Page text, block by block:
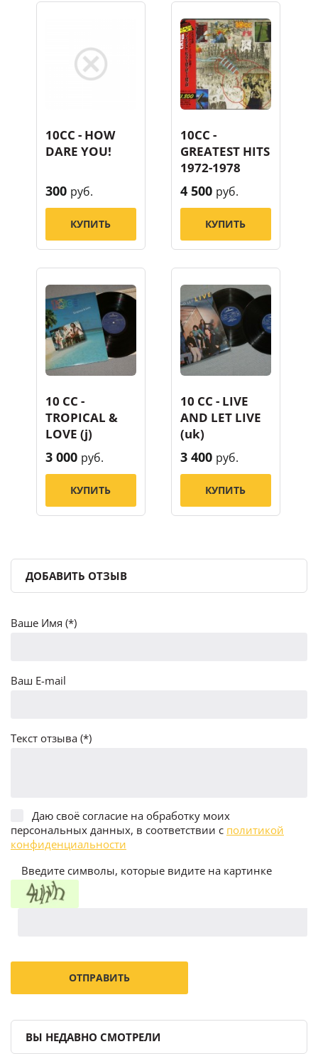
10CC - HOW
DARE YOU!
300 руб.
КУПИТЬ
10CC -
GREATEST HITS
1972-1978
4 500 руб.
КУПИТЬ
10 CC -
TROPICAL &
LOVE (j)
3 000 руб.
КУПИТЬ
10 CC - LIVE
AND LET LIVE
(uk)
3 400 руб.
КУПИТЬ
ДОБАВИТЬ ОТЗЫВ
Ваше Имя (*)
Ваш E-mail
Текст отзыва (*)
Даю своё согласие на обработку моих
персональных данных, в соответствии с политикой
конфиденциальности
Введите символы, которые видите на картинке
ВЫ НЕДАВНО СМОТРЕЛИ